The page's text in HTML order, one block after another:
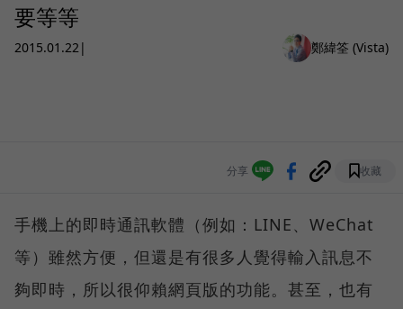
要等等
2015.01.22| 鄭緯筌 (Vista)
分享 收藏
手機上的即時通訊軟體（例如：LINE、WeChat
等）雖然方便，但還是有很多人覺得輸入訊息不
夠即時，所以很仰賴網頁版的功能。甚至，也有